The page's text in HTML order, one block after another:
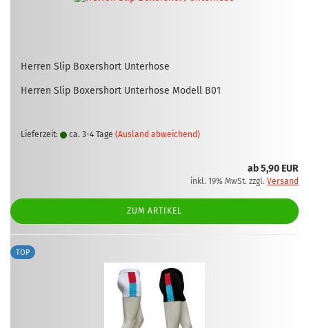
Her­ren Slip Bo­xer­short Un­ter­ho­se
Her­ren Slip Bo­xer­short Un­ter­ho­se Mo­dell B01
Lieferzeit: ca. 3-4 Tage (Ausland abweichend)
ab 5,90 EUR
inkl. 19% MwSt. zzgl. Versand
ZUM ARTIKEL
TOP